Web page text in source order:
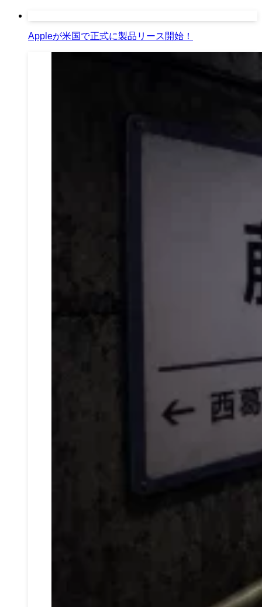
Appleが米国で正式に製品リース開始！